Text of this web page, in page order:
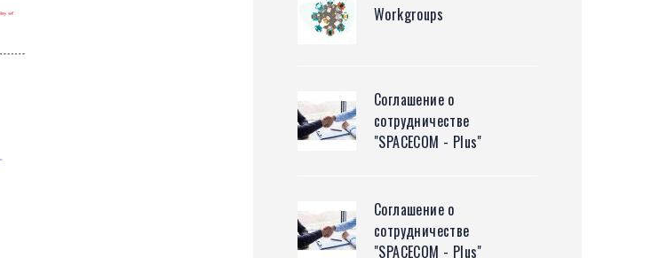
Workgroups
Соглашение о
сотрудничестве
"SPACECOM - Plus"
Соглашение о
сотрудничестве
"SPACECOM - Plus"